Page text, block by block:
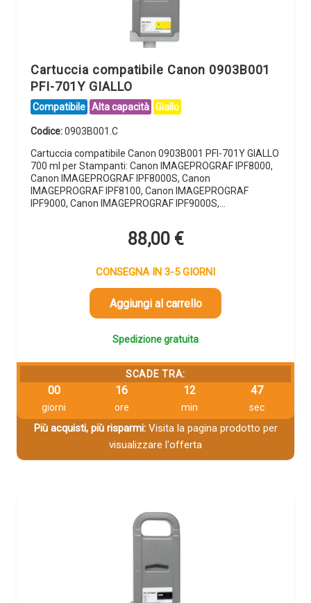
Cartuccia compatibile Canon 0903B001
PFI-701Y GIALLO
Compatibile Alta capacità Giallo
Codice:0903B001.C
Cartuccia compatibile Canon 0903B001 PFI-701Y GIALLO
700 ml per Stampanti: Canon IMAGEPROGRAF IPF8000,
Canon IMAGEPROGRAF IPF8000S, Canon
IMAGEPROGRAF IPF8100, Canon IMAGEPROGRAF
IPF9000, Canon IMAGEPROGRAF IPF9000S,…
88,00 €
CONSEGNA IN 3-5 GIORNI
Aggiungi al carrello
Spedizione gratuita
SCADE TRA:
00
giorni
16
ore
12
min
46
sec
Più acquisti, più risparmi:Visita la pagina prodotto per
visualizzare l'offerta